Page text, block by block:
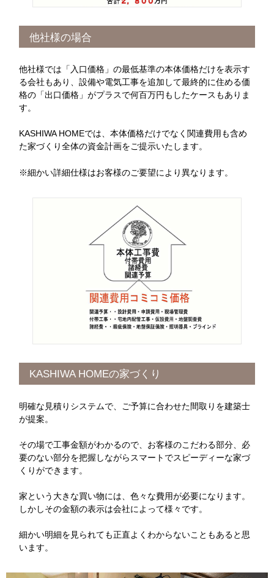
他社様の場合
他社様では「入口価格」の最低基準の本体価格だけを表示す
る会社もあり、設備や電気工事を追加して最終的に住める価
格の「出口価格」がプラスで何百万円もしたケースもありま
す。
KASHIWA HOMEでは、本体価格だけでなく関連費用も含め
た家づくり全体の資金計画をご提示いたします。
※細かい詳細仕様はお客様のご要望により異なります。
KASHIWA HOMEの家づくり
明確な見積りシステムで、ご予算に合わせた間取りを建築士
が提案。
その場で工事金額がわかるので、お客様のこだわる部分、必
要のない部分を把握しながらスマートでスピーディーな家づ
くりができます。
家という大きな買い物には、色々な費用が必要になります。
しかしその金額の表示は会社によって様々です。
細かい明細を見られても正直よくわからないこともあると思
います。